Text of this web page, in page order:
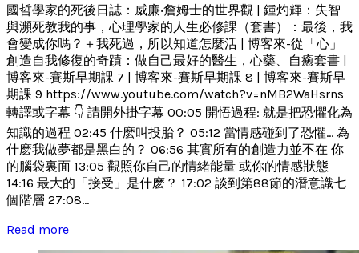
國哲學家的死後日誌：威廉‧詹姆士的世界觀 | 鍾灼輝：失智
與瀕死教我的事，心理學家的人生必修課（套書）：最後，我
會變成你嗎？＋我死過，所以知道怎麼活 | 博客來-從「心」
創造自我修復的奇蹟：做自己最好的醫生，心藥、自癒套書 |
博客來-賽斯早期課 7 | 博客來-賽斯早期課 8 | 博客來-賽斯早
期課 9 https://www.youtube.com/watch?v=nMB2WaHsrns
轉譯或字幕 👇 請開外掛字幕 00:05 開悟過程: 就是把恐懼化為
知識的過程 02:45 什麽叫投胎？ 05:12 當情感碰到了恐懼... 為
什麽我做夢都是黑白的？ 06:56 其實所有的創造力並不在 你
的腦袋裏面 13:05 觀照你自己的情緒能量 或你的情感狀態
14:16 最大的「接受」是什麽？ 17:02 談到第88節的潛意識七
個階層 27:08...
Read more